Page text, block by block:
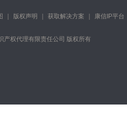
版权声明 获取解决方案 康信IP平台
权代理有限责任公司 版权所有